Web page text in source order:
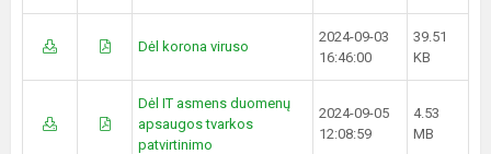
Dėl korona viruso
2024-09-03
16:46:00
39.51
KB
Dėl IT asmens duomenų
apsaugos tvarkos
patvirtinimo
2024-09-05
12:08:59
4.53
MB